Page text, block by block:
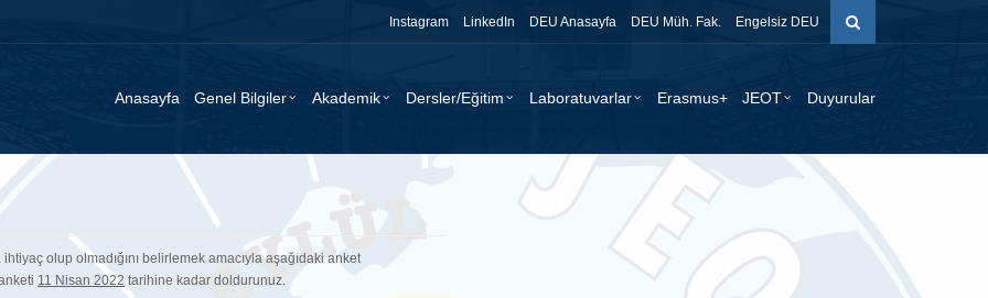
Instagram LinkedIn DEU Anasayfa DEU Müh. Fak. Engelsiz DEU
Anasayfa Genel Bilgiler Akademik Dersler/Eğitim Laboratuvarlar Erasmus+ JEOT Duyurular
olup olmadığını belirlemek amacıyla aşağıdaki anket
11 Nisan 2022 tarihine kadar doldurunuz.